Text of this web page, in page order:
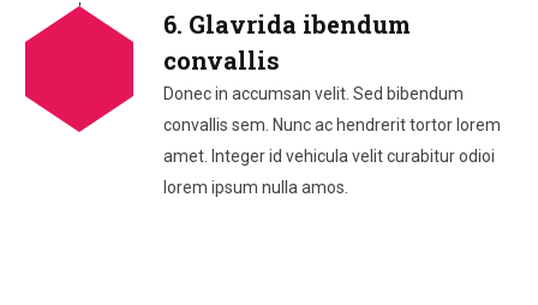
6. Glavrida ibendum
convallis
Donec in accumsan velit. Sed bibendum
convallis sem. Nunc ac hendrerit tortor lorem
amet. Integer id vehicula velit curabitur odioi
lorem ipsum nulla amos.